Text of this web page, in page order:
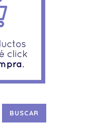
BUSCAR